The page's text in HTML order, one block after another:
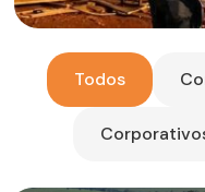
Todos